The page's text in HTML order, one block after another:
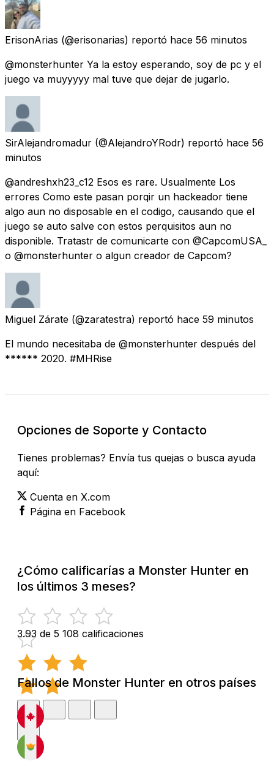
ErisonArias (@erisonarias) reportó hace 56 minutos
@monsterhunter Ya la estoy esperando, soy de pc y el
juego va muyyyyy mal tuve que dejar de jugarlo.
SirAlejandromadur (@AlejandroYRodr) reportó hace 56
minutos
@andreshxh23_c12 Esos es rare. Usualmente Los
errores Como este pasan porqir un hackeador tiene
algo aun no disposable en el codigo, causando que el
juego se auto salve con estos perquisitos aun no
disponible. Tratastr de comunicarte con @CapcomUSA_
o @monsterhunter o algun creador de Capcom?
Miguel Zárate (@zaratestra) reportó hace 59 minutos
El mundo necesitaba de @monsterhunter después del
****** 2020. #MHRise
Opciones de Soporte y Contacto
Tienes problemas? Envía tus quejas o busca ayuda
aquí:
Cuenta en X.com
Página en Facebook
¿Cómo calificarías a Monster Hunter en
los últimos 3 meses?
3.93 de 5 108 calificaciones
Fallos de Monster Hunter en otros países